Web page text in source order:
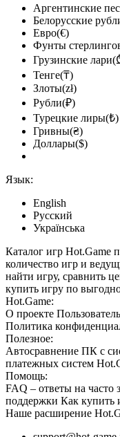
Аргентинские
Белорусские
Евро(€)
Фунты
Грузинские
Тенге(₸)
Злоты(zł)
Рубли(₽)
Турецкие лиры(₺)
Гривны(₴)
Доллары($)
Язык:
English
Русский
Українська
Каталог игр Hot.Game
количество игр и
найти игру, сравнить
купить игру по
Hot.Game:
О проекте
Политика
Полезное:
Автосравнение ПК с
платежных систем
Помощь:
FAQ – ответы на часто
поддержки Как купить
Наше расширение